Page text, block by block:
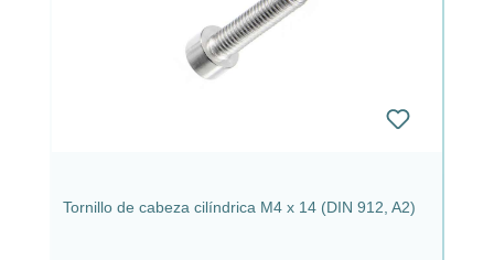
Tornillo de cabeza cilíndrica M4 x 14 (DIN 912, A2)